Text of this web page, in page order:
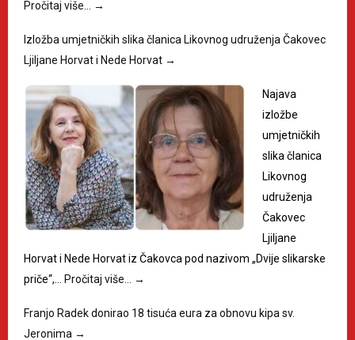
Pročitaj više…
→
Izložba umjetničkih slika članica Likovnog udruženja Čakovec
Ljiljane Horvat i Nede Horvat →
Najava
izložbe
umjetničkih
slika članica
Likovnog
udruženja
Čakovec
Ljiljane
Horvat i Nede Horvat iz Čakovca pod nazivom „Dvije slikarske
priče“,… Pročitaj više… →
Franjo Radek donirao 18 tisuća eura za obnovu kipa sv.
Jeronima →